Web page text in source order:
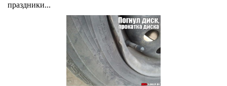
праздники...